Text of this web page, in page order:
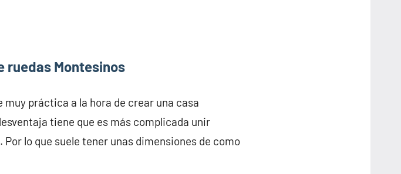
ruedas Montesinos
muy práctica a la hora de crear una casa
tiene que es más complicada unir
lo que suele tener unas dimensiones de como